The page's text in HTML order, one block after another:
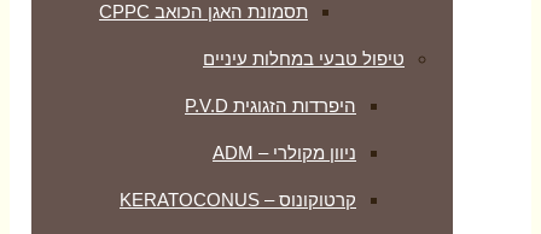
תסמונת האגן הכואב CPPC
טיפול טבעי במחלות עיניים
היפרדות הזגוגית P.V.D
ניוון מקולרי – ADM
קרטוקונוס – KERATOCONUS